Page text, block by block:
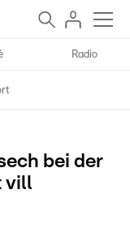
Radio
bei der
vill